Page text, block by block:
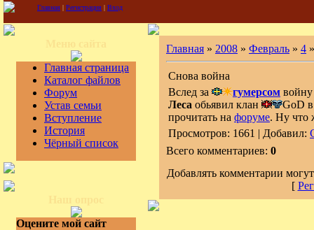
Главная | Регистрация | Вход
Главная страница
Каталог файлов
Форум
Устав семьи
Вступление
История
Чёрный список
Оцените мой сайт
Главная » 2008 » Февраль » 4
Снова война
Вслед за
гумерсом
Леса обьявил клан
GoD
прочитать на форуме. Ну что
Просмотров: 1661 | Добавил:
Всего комментариев: 0
Добавлять комментарии
[